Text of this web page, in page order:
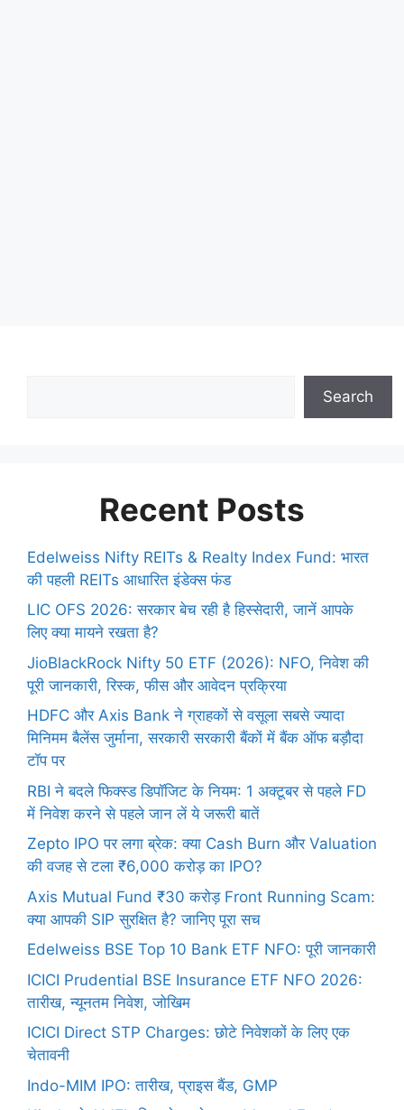
Search
Recent Posts
Edelweiss Nifty REITs & Realty Index Fund: भारत
की पहली REITs आधारित इंडेक्स फंड
LIC OFS 2026: सरकार बेच रही है हिस्सेदारी, जानें आपके
लिए क्या मायने रखता है?
JioBlackRock Nifty 50 ETF (2026): NFO, निवेश की
पूरी जानकारी, रिस्क, फीस और आवेदन प्रक्रिया
HDFC और Axis Bank ने ग्राहकों से वसूला सबसे ज्यादा
मिनिमम बैलेंस जुर्माना, सरकारी सरकारी बैंकों में बैंक ऑफ बड़ौदा
टॉप पर
RBI ने बदले फिक्स्ड डिपॉजिट के नियम: 1 अक्टूबर से पहले FD
में निवेश करने से पहले जान लें ये जरूरी बातें
Zepto IPO पर लगा ब्रेक: क्या Cash Burn और Valuation
की वजह से टला ₹6,000 करोड़ का IPO?
Axis Mutual Fund ₹30 करोड़ Front Running Scam:
क्या आपकी SIP सुरक्षित है? जानिए पूरा सच
Edelweiss BSE Top 10 Bank ETF NFO: पूरी जानकारी
ICICI Prudential BSE Insurance ETF NFO 2026:
तारीख, न्यूनतम निवेश, जोखिम
ICICI Direct STP Charges: छोटे निवेशकों के लिए एक
चेतावनी
Indo-MIM IPO: तारीख, प्राइस बैंड, GMP